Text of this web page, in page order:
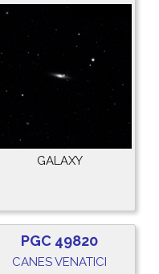
GALAXY
PGC 49820
CANES VENATICI